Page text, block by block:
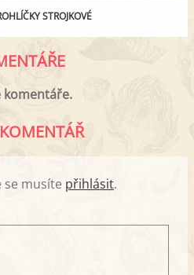
STROJKOVÉ
komentáře.
se musíte přihlásit.